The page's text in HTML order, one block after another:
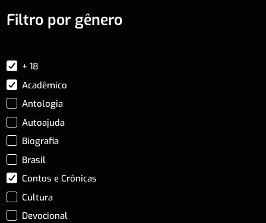
Filtro por gênero
+ 18
Acadêmico
Antologia
Autoajuda
Biografia
Brasil
Contos e Crônicas
Cultura
Devocional